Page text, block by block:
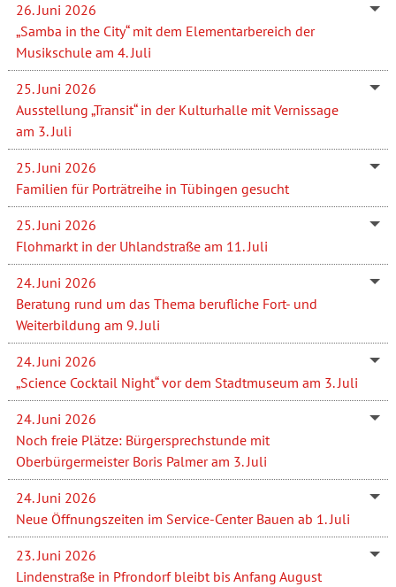
26. Juni 2026
„Samba in the City“ mit dem Elementarbereich der
Musikschule am 4. Juli
25. Juni 2026
Ausstellung „Transit“ in der Kulturhalle mit Vernissage
am 3. Juli
25. Juni 2026
Familien für Porträtreihe in Tübingen gesucht
25. Juni 2026
Flohmarkt in der Uhlandstraße am 11. Juli
24. Juni 2026
Beratung rund um das Thema berufliche Fort- und
Weiterbildung am 9. Juli
24. Juni 2026
„Science Cocktail Night“ vor dem Stadtmuseum am 3. Juli
24. Juni 2026
Noch freie Plätze: Bürgersprechstunde mit
Oberbürgermeister Boris Palmer am 3. Juli
24. Juni 2026
Neue Öffnungszeiten im Service-Center Bauen ab 1. Juli
23. Juni 2026
Lindenstraße in Pfrondorf bleibt bis Anfang August